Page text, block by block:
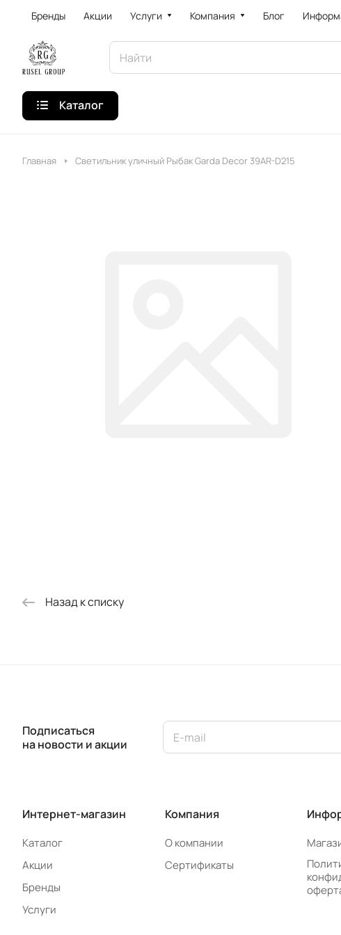
Бренды Акции Услуги Компания Блог
Каталог
Главная Светильник уличный Рыбак Garda Decor 39AR-D215
Назад к списку
Подписаться
на новости и акции
Интернет-магазин
Каталог
Акции
Бренды
Услуги
Компания
О компании
Сертификаты